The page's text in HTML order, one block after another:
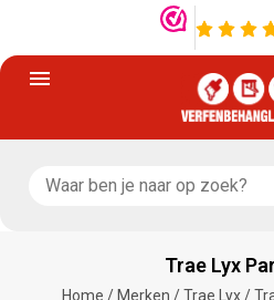
Trae Lyx
Home / Merken /Trae Lyx/